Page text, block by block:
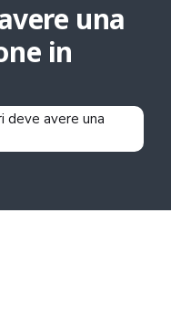
una
in
deve avere una